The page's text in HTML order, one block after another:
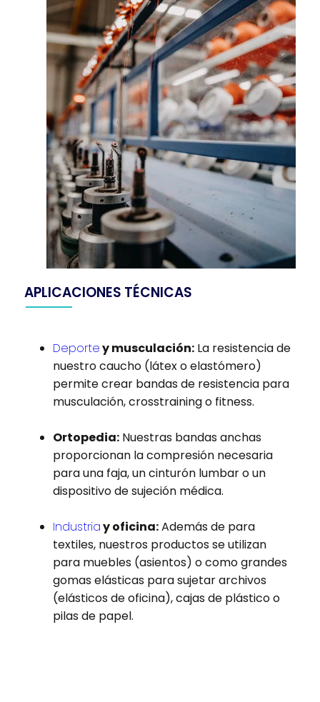
APLICACIONES TÉCNICAS
Deportey musculación:La resistencia de
nuestro caucho (látex o elastómero)
permite crear bandas de resistencia para
musculación, crosstraining o fitness.
Ortopedia:Nuestras bandas anchas
proporcionan la compresión necesaria
para una faja, un cinturón lumbar o un
dispositivo de sujeción médica.
Industriay oficina:Además de para
textiles, nuestros productos se utilizan
para muebles (asientos) o como grandes
gomas elásticas para sujetar archivos
(elásticos de oficina), cajas de plástico o
pilas de papel.